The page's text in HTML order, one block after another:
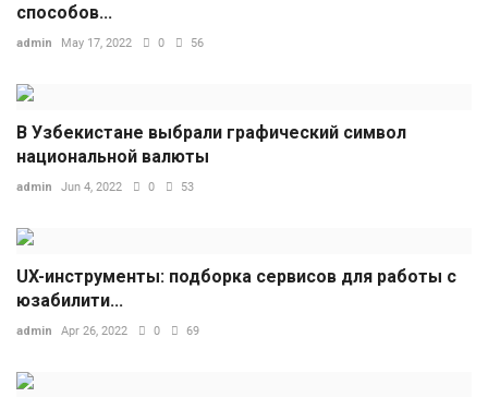
способов...
admin May 17, 2022 0 56
В Узбекистане выбрали графический символ
национальной валюты
admin Jun 4, 2022 0 53
UX-инструменты: подборка сервисов для работы с
юзабилити...
admin Apr 26, 2022 0 69